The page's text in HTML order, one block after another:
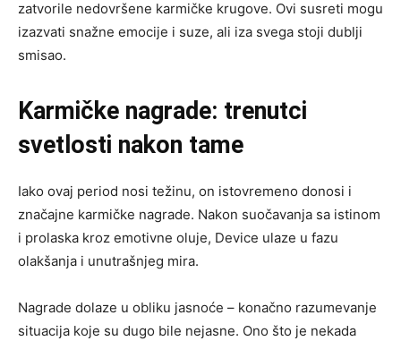
zatvorile nedovršene karmičke krugove. Ovi susreti mogu
izazvati snažne emocije i suze, ali iza svega stoji dublji
smisao.
Karmičke nagrade: trenutci
svetlosti nakon tame
Iako ovaj period nosi težinu, on istovremeno donosi i
značajne karmičke nagrade. Nakon suočavanja sa istinom
i prolaska kroz emotivne oluje, Device ulaze u fazu
olakšanja i unutrašnjeg mira.
Nagrade dolaze u obliku jasnoće – konačno razumevanje
situacija koje su dugo bile nejasne. Ono što je nekada